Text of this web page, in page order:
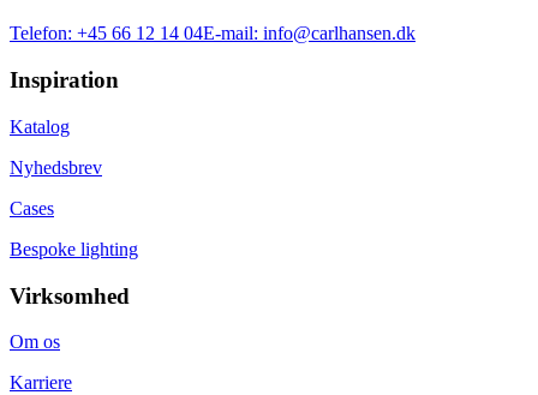
Telefon: +45 66 12 14 04E-mail: info@carlhansen.dk
Inspiration
Katalog
Nyhedsbrev
Cases
Bespoke lighting
Virksomhed
Om os
Karriere